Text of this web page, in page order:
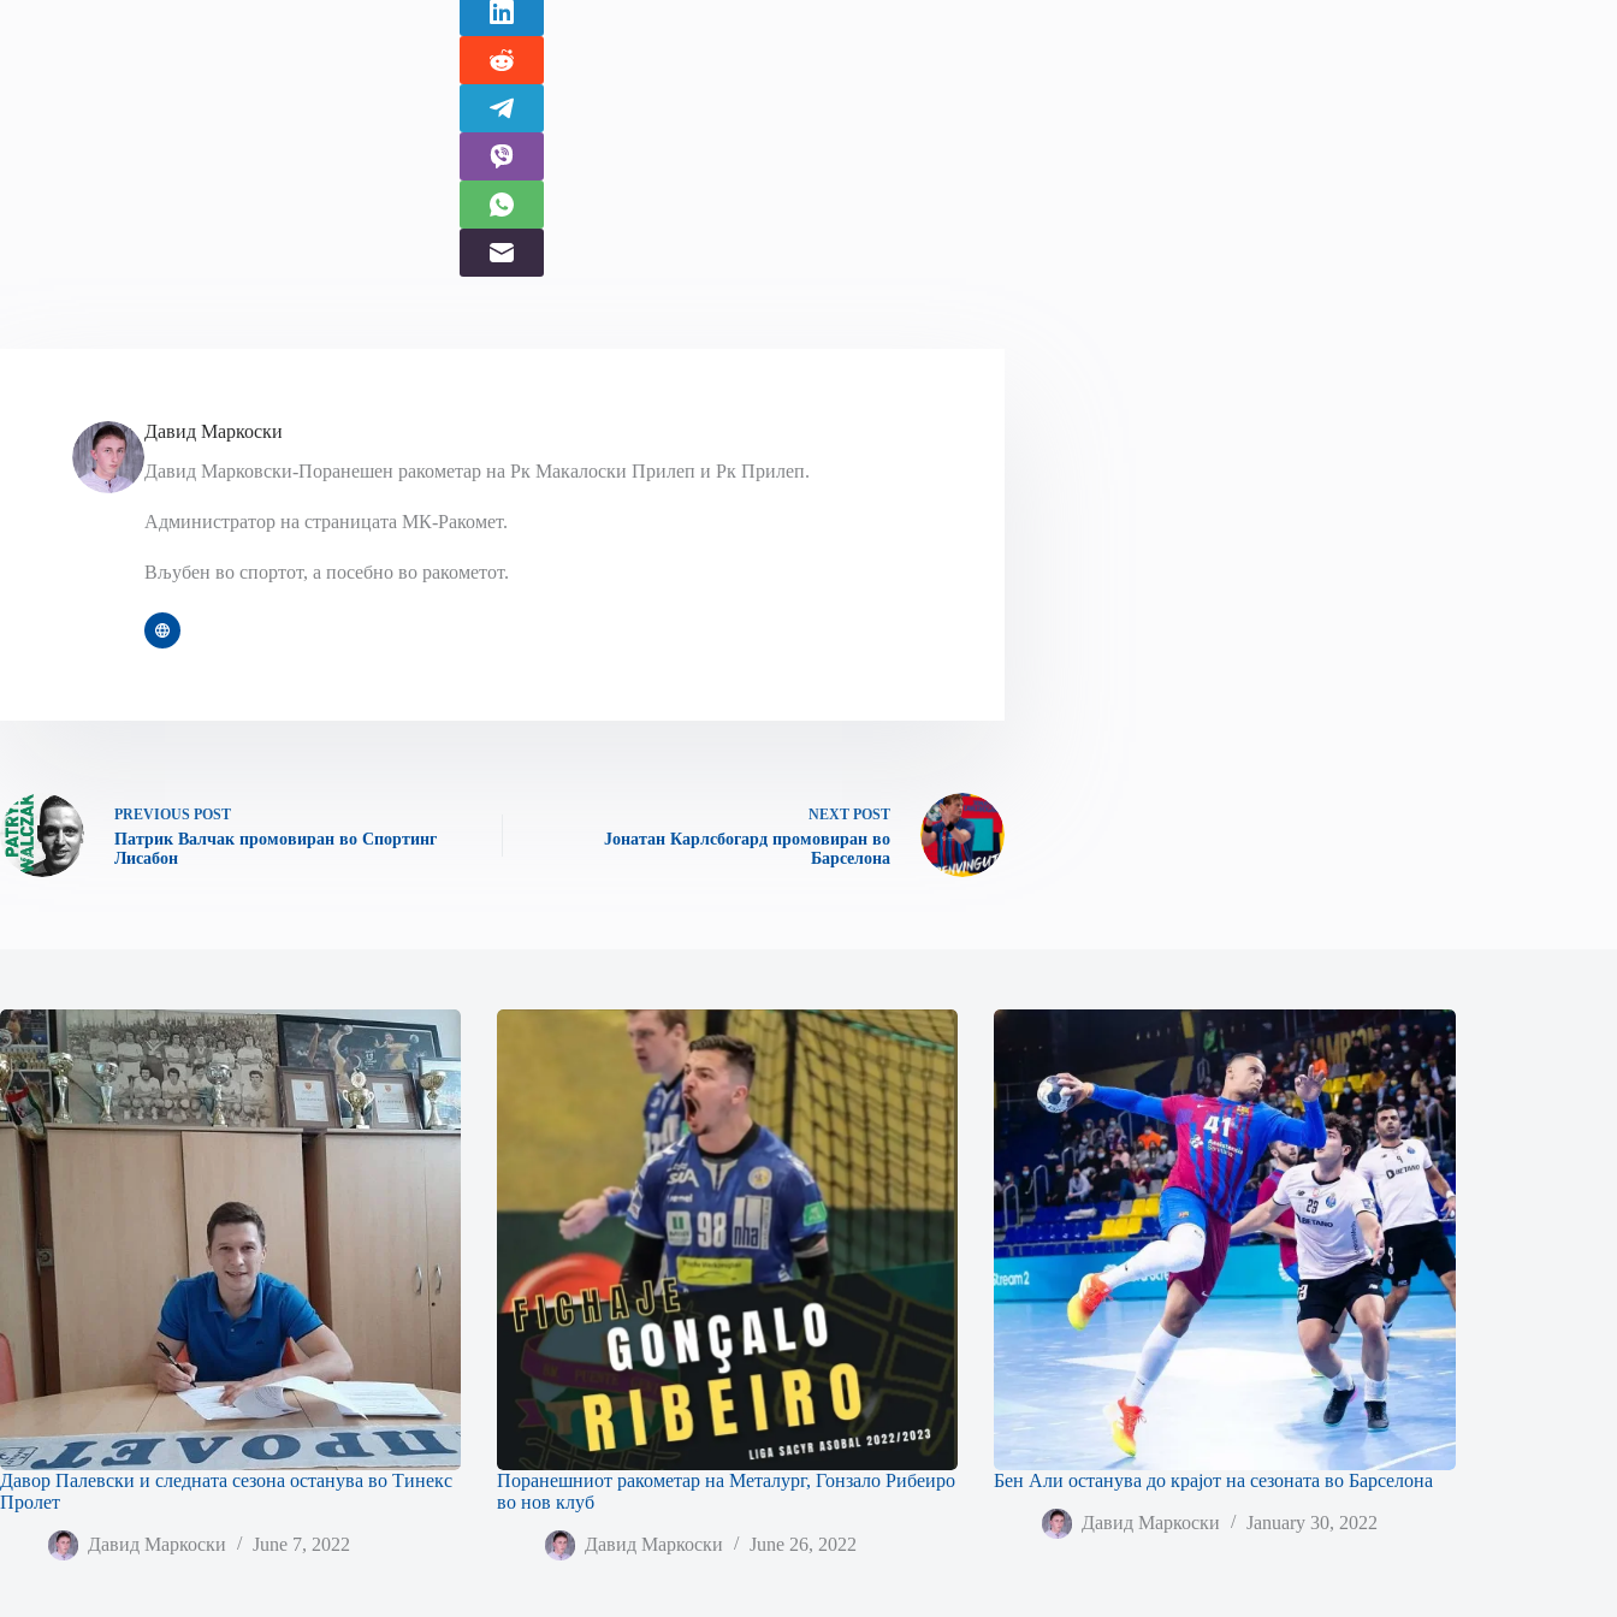
Давид Маркоски
Давид Марковски-Поранешен ракометар на Рк Макалоски Прилеп и Рк Прилеп.
Администратор на страницата МК-Ракомет.
Вљубен во спортот, а посебно во ракометот.
PREVIOUS POST
Патрик Валчак промовиран во Спортинг
Лисабон
NEXT POST
Јонатан Карлсбогард промовиран во
Барселона
Давор Палевски и следната сезона останува во Тинекс
Пролет
Давид Маркоски June 7, 2022
Поранешниот ракометар на Металург, Гонзало Рибеиро
во нов клуб
Давид Маркоски June 26, 2022
Бен Али останува до крајот на сезоната во Барселона
Давид Маркоски January 30, 2022